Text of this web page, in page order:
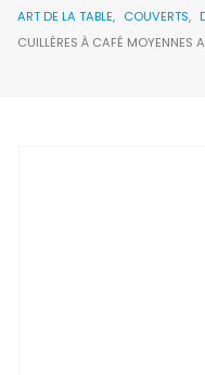
ART DE LA TABLE, COUVERTS,
CUILLÈRES À CAFÉ MOYENNES